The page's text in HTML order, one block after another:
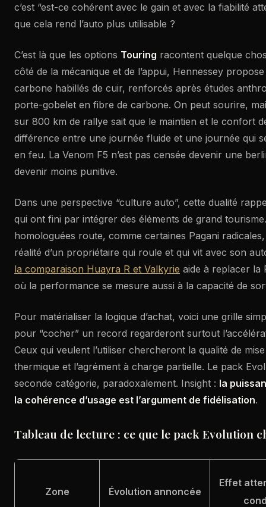
c’est “est-ce cohérent avec le gain et avec la fiabilité
que cela rend l’auto plus utilisable ?
C’est là que les options Touring racontent quelque
côté de la mécanique et de l’appui, Hennessey
carbone habillés de cuir, renforcés après études
porte-gobelet en fibre de carbone. On peut sourire,
sur 800 km de rallye sait que le maintien et le confort
différence entre une journée fluide et une journée qui
en feu. La Venom F5 n’est pas censée devenir une
devenir moins punitive.
Dans une perspective “culture auto”, cette dualité
qui ont fini par intégrer des éléments de grand
homologuées route, comme certaines Pagani
réalité d’un propriétaire qui roule et qui vit avec son
la comparaison Huayra R et Valkyrie aide à replacer la
où la performance se mesure aussi à la capacité de
Pour matérialiser la logique d’achat, voici une grille
pour “cocher” un record regarderont surtout
Ceux qui veulent l’utiliser chercheront la qualité de
thermique et l’agrément à charge partielle. Le pack
seconde catégorie, paradoxalement. Insight : la
la cohérence d’usage est l’argument de fidélisation.
Tableau de lecture : ce que le pack Evolution
Zone Évolution annoncée
Effet